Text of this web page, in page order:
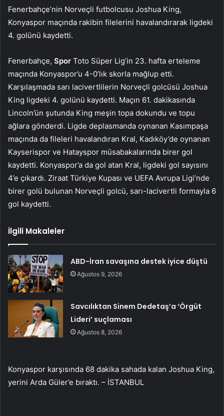
Fenerbahçe’nin Norveçli futbolcusu Joshua King,
Konyaspor maçında rakibin filelerini havalandırarak ligdeki
4. golünü kaydetti.
Fenerbahçe, Spor Toto Süper Lig’in 23. hafta erteleme
maçında Konyaspor’u 4-0’lık skorla mağlup etti.
Karşılaşmada sarı lacivertlilerin Norveçli golcüsü Joshua
King ligdeki 4. golünü kaydetti. Maçın 61. dakikasında
Lincoln’ün şutunda King meşin topa dokundu ve topu
ağlara gönderdi. Ligde deplasmanda oynanan Kasımpaşa
maçında da fileleri havalandıran Kral, Kadıköy’de oynanan
Kayserispor ve Hatayspor müsabakalarında birer gol
kaydetti. Konyaspor’a da gol atan Kral, ligdeki gol sayısını
4’e çıkardı. Ziraat Türkiye Kupası ve UEFA Avrupa Ligi’nde
birer golü bulunan Norveçli golcü, sarı-lacivertli formayla 6
gol kaydetti.
İlgili Makaleler
ABD-İran savaşına destek iyice düştü
Ağustos 9, 2026
Savcılıktan Sinem Dedetaş’a ‘Örgüt
Lideri’ suçlaması
Ağustos 8, 2026
Konyaspor karşısında 68 dakika sahada kalan Joshua King,
yerini Arda Güler’e bıraktı. – İSTANBUL